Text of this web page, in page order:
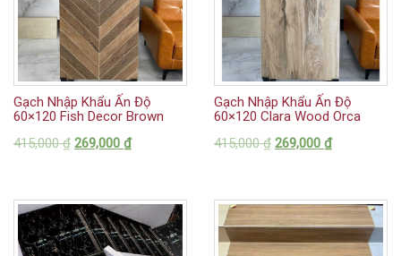
Gạch Nhập Khẩu Ấn Độ
60×120 Fish Decor Brown
415,000₫ 269,000 ₫
Gạch Nhập Khẩu Ấn Độ
60×120 Clara Wood Orca
415,000₫ 269,000 ₫